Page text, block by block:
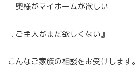
『奥様がマイホームが欲しい』
『ご主人がまだ欲しくない』
こんなご家族の相談をお受けします。